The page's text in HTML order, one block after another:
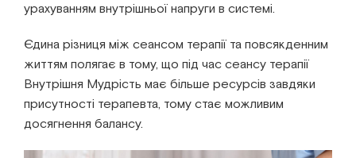
урахуванням внутрішньої напруги в системі.
Єдина різниця між сеансом терапії та повсякденним
життям полягає в тому, що під час сеансу терапії
Внутрішня Мудрість має більше ресурсів завдяки
присутності терапевта, тому стає можливим
досягнення балансу.